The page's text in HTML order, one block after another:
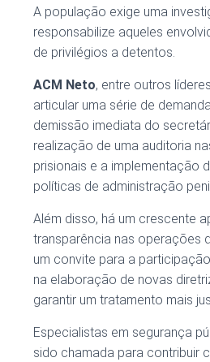
A população exige uma
responsabilize aqueles
de privilégios a detentos.
ACM Neto, entre outros
articular uma série de
demissão imediata do
realização de uma auditoria
prisionais e a implementação
políticas de administração
Além disso, há um crescente
transparência nas operações
um convite para a
na elaboração de novas
garantir um tratamento mais
Especialistas em segurança
sido chamada para contribuir